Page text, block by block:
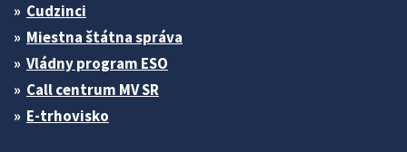
Cudzinci
Miestna štátna správa
Vládny program ESO
Call centrum MV SR
E-trhovisko